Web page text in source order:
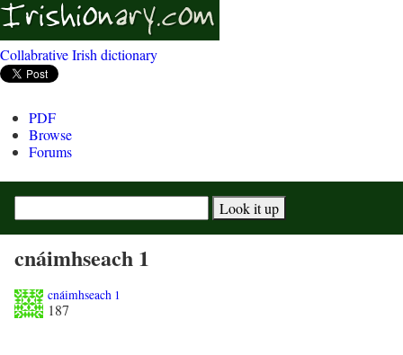
Collabrative Irish dictionary
PDF
Browse
Forums
cnáimhseach 1
cnáimhseach 1
187